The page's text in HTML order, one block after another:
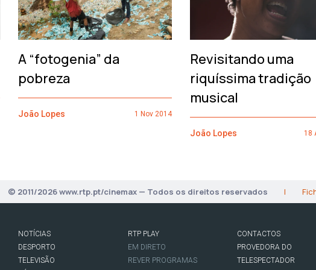
A “fotogenia” da
pobreza
João Lopes 1 Nov 2014
Revisitando uma
riquíssima tradição
musical
João Lopes 18
© 2011/2026 www.rtp.pt/cinemax — Todos os direitos reservados |
NOTÍCIAS
DESPORTO
TELEVISÃO
RTP PLAY
EM DIRETO
REVER PROGRAMAS
CONTACTOS
PROVEDORA DO
TELESPECTADOR